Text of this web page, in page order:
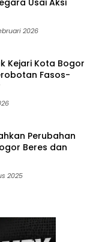
2026
Kejari Kota Bogor
Fasos-
Perubahan
Beres dan
2025